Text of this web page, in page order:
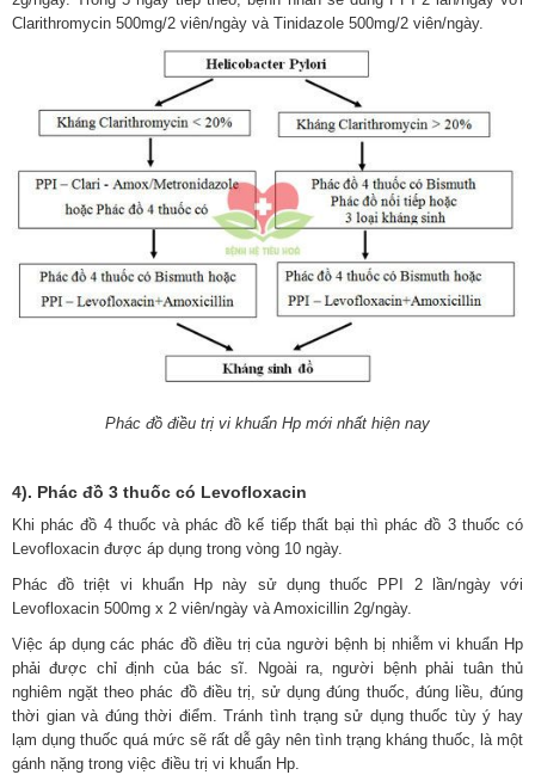
Clarithromycin 500mg/2 viên/ngày và Tinidazole 500mg/2 viên/ngày.
Phác đồ điều trị vi khuẩn Hp mới nhất hiện nay
4). Phác đồ 3 thuốc có Levofloxacin
Khi phác đồ 4 thuốc và phác đồ kế tiếp thất bại thì phác đồ 3 thuốc có
Levofloxacin được áp dụng trong vòng 10 ngày.
Phác đồ triệt vi khuẩn Hp này sử dụng thuốc PPI 2 lần/ngày với
Levofloxacin 500mg x 2 viên/ngày và Amoxicillin 2g/ngày.
Việc áp dụng các phác đồ điều trị của người bệnh bị nhiễm vi khuẩn Hp
phải được chỉ định của bác sĩ. Ngoài ra, người bệnh phải tuân thủ
nghiêm ngặt theo phác đồ điều trị, sử dụng đúng thuốc, đúng liều, đúng
thời gian và đúng thời điểm. Tránh tình trạng sử dụng thuốc tùy ý hay
lạm dụng thuốc quá mức sẽ rất dễ gây nên tình trạng kháng thuốc, là một
gánh nặng trong việc điều trị vi khuẩn Hp.